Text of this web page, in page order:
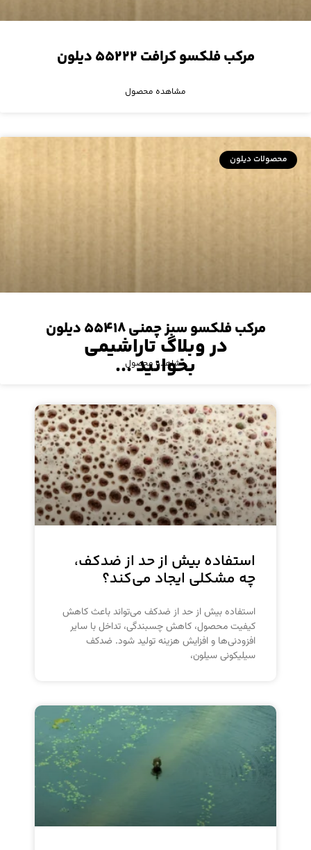
مرکب فلکسو کرافت ۵۵۲۲۲ دیلون
مشاهده محصول
محصولات دیلون
مرکب فلکسو سبز چمنی ۵۵۴۱۸ دیلون
مشاهده محصول
در وبلاگ تاراشیمی
بخوانید ...
استفاده بیش از حد از ضدکف،
چه مشکلی ایجاد می‌کند؟
استفاده بیش از حد از ضدکف می‌تواند باعث کاهش
کیفیت محصول، کاهش چسبندگی، تداخل با سایر
افزودنی‌ها و افزایش هزینه تولید شود. ضدکف
سیلیکونی سیلون،